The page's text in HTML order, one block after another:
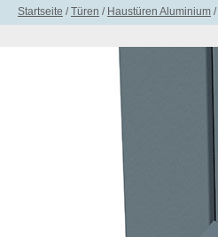
Startseite /Türen / Haustüren Aluminium /